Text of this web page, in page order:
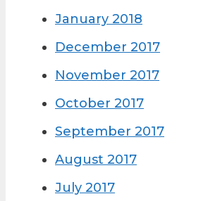
January 2018
December 2017
November 2017
October 2017
September 2017
August 2017
July 2017